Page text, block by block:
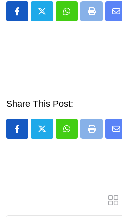
Whatsapp
Print
Share This Post:
Whatsapp
Print